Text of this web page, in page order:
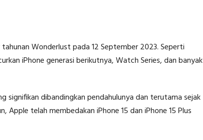
Wonderlust pada 12 September 2023. Seperti
iPhone generasi berikutnya, Watch Series, dan banyak
signifikan dibandingkan pendahulunya dan terutama sejak
Apple telah membedakan iPhone 15 dan iPhone 15 Plus